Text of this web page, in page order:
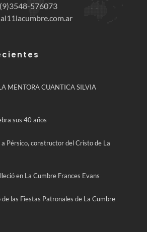
576073
MENTORA CUANTICA SILVIA
sus 40 años
Pérsico, constructor del Cristo de La
en La Cumbre Frances Evans
las Fiestas Patronales de La Cumbre